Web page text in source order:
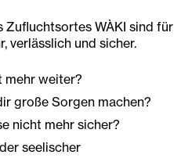
Zufluchtsortes WÀKI sind für
verlässlich und sicher.
mehr weiter?
große Sorgen machen?
nicht mehr sicher?
seelischer